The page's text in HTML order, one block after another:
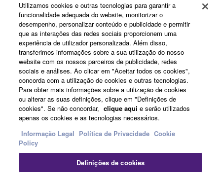
Registo Yamaha Music ID
Sobre a Yamaha
Portugal - Portuguese
Negócio
Utilizamos cookies e outras tecnologias para garantir a
funcionalidade adequada do website, monitorizar o
desempenho, personalizar conteúdo e publicidade e permitir
que as interações das redes sociais proporcionem uma
experiência de utilizador personalizada. Além disso,
transferimos informações sobre a sua utilização do nosso
website com os nossos parceiros de publicidade, redes
sociais e análises. Ao clicar em "Aceitar todos os cookies",
concorda com a utilização de cookies e outras tecnologias.
Para obter mais informações sobre a utilização de cookies
ou alterar as suas definições, clique em "Definições de
cookies". Se não concordar, clique aqui e serão utilizados
apenas os cookies e as tecnologias necessários.
Informação Legal Política de Privacidade Cookie
Policy
Definições de cookies